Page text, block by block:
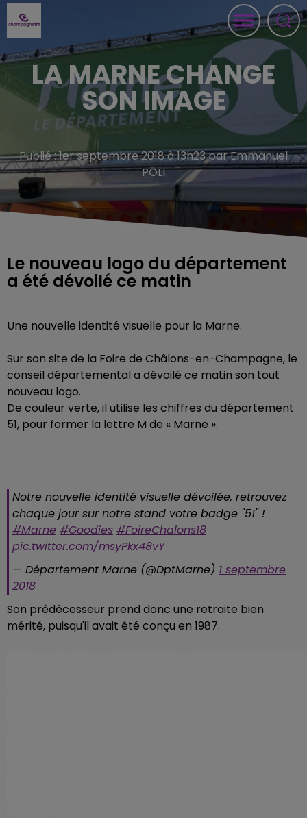
LA MARNE CHANGE
SON IMAGE
Publié : 1er septembre 2018 à 13h23 par Emmanuel
POLI
Le nouveau logo du département
a été dévoilé ce matin
Une nouvelle identité visuelle pour la Marne.
Sur son site de la Foire de Châlons-en-Champagne, le
conseil départemental a dévoilé ce matin son tout
nouveau logo.
De couleur verte, il utilise les chiffres du département
51, pour former la lettre M de « Marne ».
Notre nouvelle identité visuelle dévoilée, retrouvez
chaque jour sur notre stand votre badge "51" !
#Marne #Goodies #FoireChalons18
pic.twitter.com/msyPkx48vY
— Département Marne (@DptMarne) 1 septembre
2018
Son prédécesseur prend donc une retraite bien
mérité, puisqu'il avait été conçu en 1987.